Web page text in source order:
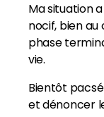
Ma situation
nocif, bien
phase
vie.
Bientôt
et dénoncer